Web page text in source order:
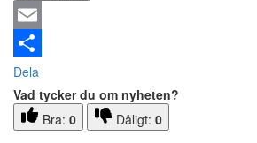
Email
Dela
Vad tycker du om nyheten?
Bra: 0 Dåligt: 0